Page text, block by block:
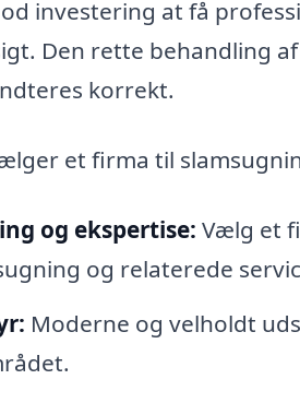
investering at få
Den rette behandling
korrekt.
et firma til
og ekspertise: Vælg et
og relaterede
Moderne og velholdt